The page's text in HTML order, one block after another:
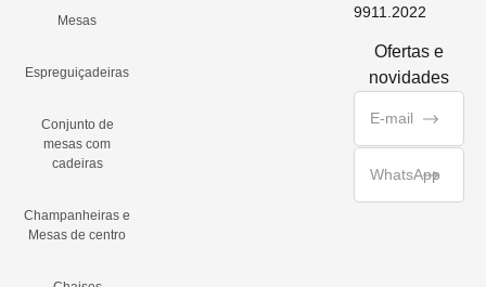
Mesas
Espreguiçadeiras
Conjunto de
mesas com
cadeiras
Champanheiras e
Mesas de centro
9911.2022
Ofertas e
novidades